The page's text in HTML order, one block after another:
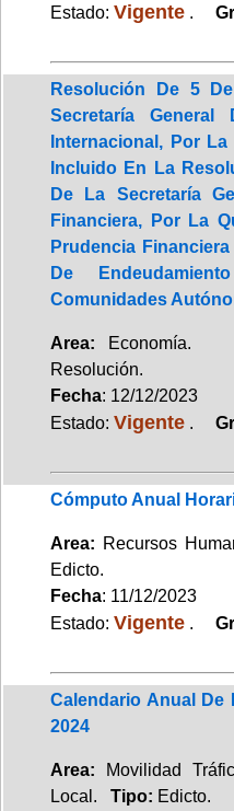
Estado: Vigente .
Resolución De 5
Secretaría
Internacional, Por
Incluido En La
De La Secretaría
Financiera, Por La
Prudencia
De
Comunidades
Area:
Resolución.
Fecha: 12/12/2023
Estado: Vigente .
Cómputo Anual
Area: Recursos
Edicto.
Fecha: 11/12/2023
Estado: Vigente .
Calendario Anual De
2024
Area: Movilidad
Local. Tipo: Edicto.